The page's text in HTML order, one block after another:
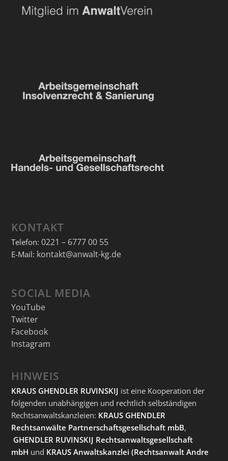
KONTAKT
Telefon: 0221 – 6777 00 55
E-Mail: kontakt@anwalt-kg.de
SOCIAL MEDIA
YouTube
Twitter
Facebook
Instagram
HINWEIS
KRAUS GHENDLER RUVINSKIJ ist eine Kooperation der
folgenden unabhängigen und rechtlich selbständigen
Rechtsanwaltskanzleien: KRAUS GHENDLER
Rechtsanwälte Partnerschaftsgesellschaft mbB,
GHENDLER RUVINSKIJ Rechtsanwaltsgesellschaft
mbH und KRAUS Anwaltskanzlei (Rechtsanwalt Andre